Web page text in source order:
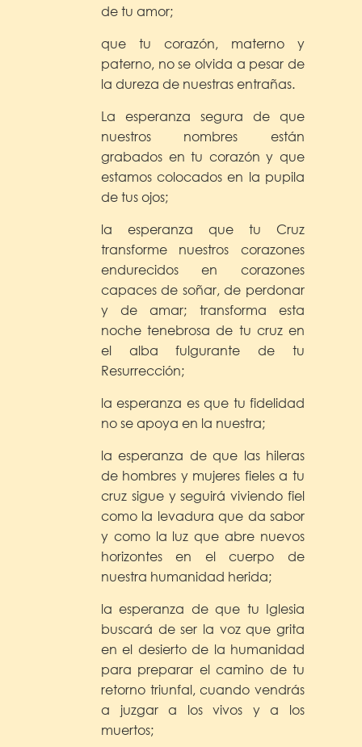
de tu amor;
que tu corazón, materno y
paterno, no se olvida a pesar de
la dureza de nuestras entrañas.
La esperanza segura de que
nuestros nombres están
grabados en tu corazón y que
estamos colocados en la pupila
de tus ojos;
la esperanza que tu Cruz
transforme nuestros corazones
endurecidos en corazones
capaces de soñar, de perdonar
y de amar; transforma esta
noche tenebrosa de tu cruz en
el alba fulgurante de tu
Resurrección;
la esperanza es que tu fidelidad
no se apoya en la nuestra;
la esperanza de que las hileras
de hombres y mujeres fieles a tu
cruz sigue y seguirá viviendo fiel
como la levadura que da sabor
y como la luz que abre nuevos
horizontes en el cuerpo de
nuestra humanidad herida;
la esperanza de que tu Iglesia
buscará de ser la voz que grita
en el desierto de la humanidad
para preparar el camino de tu
retorno triunfal, cuando vendrás
a juzgar a los vivos y a los
muertos;